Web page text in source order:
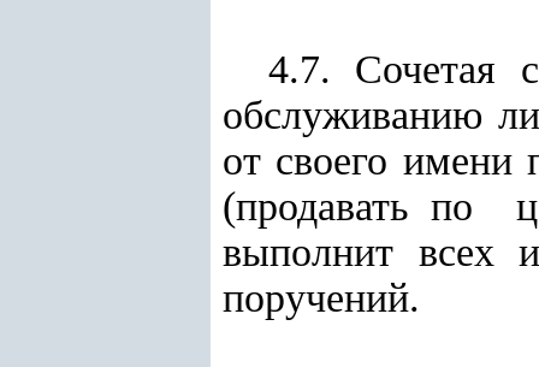
4.7. Сочетая
обслуживанию
от своего имени
(продавать по
выполнит всех
поручений.